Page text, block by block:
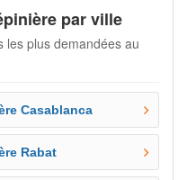
par ville
les plus demandées au
Casablanca
Rabat